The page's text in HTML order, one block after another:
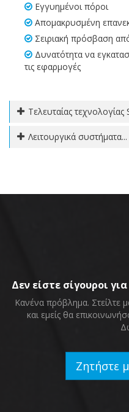
Εγγυημένοι πόροι
Απομακρυσμένη
Σειριακή πρόσβαση
Δυνατότητα να
τις εφαρμογές
Τελευταίας
Λειτουργικά συστήματα...
Δεν είστε σίγουροι
Κανένα πρόβλημα. Στείλτε
και εμείς θα
Ζητήστε